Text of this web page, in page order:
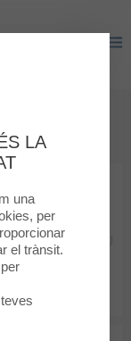
ANDREU
LA
una
per
el trànsit.